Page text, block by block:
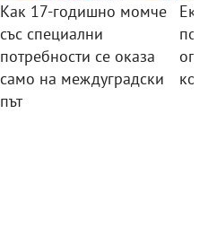
Как 17-годишно момче
със специални
потребности се оказа
само на междуградски
път